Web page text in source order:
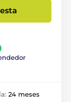
24 meses